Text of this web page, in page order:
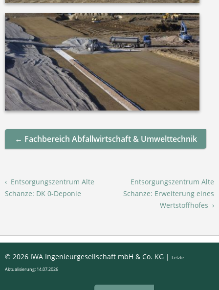
← Fachbereich Abfallwirtschaft & Umwelttechnik
‹ Entsorgungszentrum Alte
Schanze: DK 0-Deponie
Entsorgungszentrum Alte
Schanze: Erweiterung eines
Wertstoffhofes ›
© 2026 IWA Ingenieurgesellschaft mbH & Co. KG |Letzte
Aktualisierung: 14.07.2026